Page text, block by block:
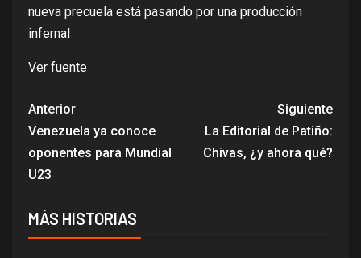
nueva precuela está pasando por una producción
infernal
Ver fuente
Anterior
Venezuela ya conoce
oponentes para Mundial
U23
Siguiente
La Editorial de Patiño:
Chivas, ¿y ahora qué?
MÁS HISTORIAS